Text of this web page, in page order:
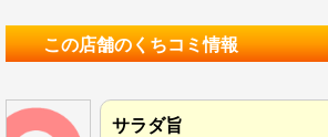
この店舗のくちコミ情報
サラダ旨